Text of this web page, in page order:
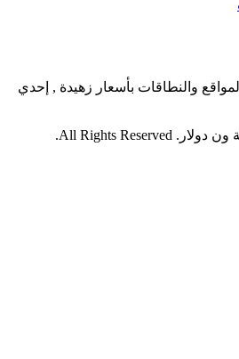
والنطاقات بأسعار زهيدة , إحدي